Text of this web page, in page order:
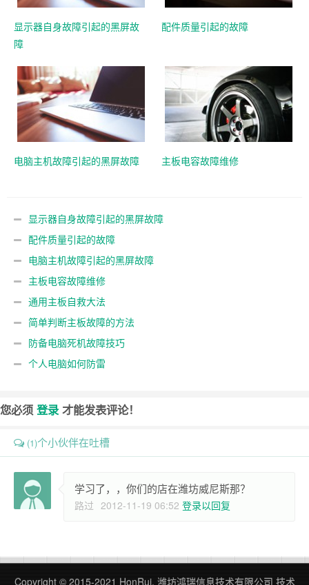
显示器自身故障引起的黑屏故
障
配件质量引起的故障
电脑主机故障引起的黑屏故障 主板电容故障维修
显示器自身故障引起的黑屏故障
配件质量引起的故障
电脑主机故障引起的黑屏故障
主板电容故障维修
通用主板自救大法
简单判断主板故障的方法
防备电脑死机故障技巧
个人电脑如何防雷
您必须 登录才能发表评论！
(1)个小伙伴在吐槽
学习了，，你们的店在潍坊威尼斯那？
路过 2012-11-19 06:52 登录以回复
Copyright © 2015-2021 HonRui. 潍坊鸿瑞信息技术有限公司 技术